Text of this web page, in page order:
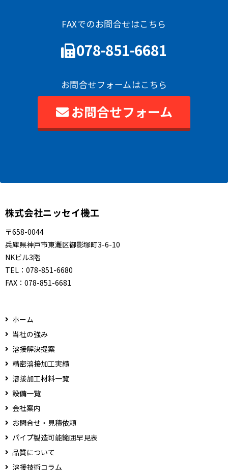
FAXでのお問合せはこちら
078-851-6681
お問合せフォームはこちら
お問合せフォーム
株式会社ニッセイ機工
〒658-0044
兵庫県神戸市東灘区御影塚町3-6-10
NKビル3階
TEL： 078-851-6680
FAX： 078-851-6681
ホーム
当社の強み
溶接解決提案
精密溶接加工実績
溶接加工材料一覧
設備一覧
会社案内
お問合せ・見積依頼
パイプ製造可能範囲早見表
品質について
溶接技術コラム